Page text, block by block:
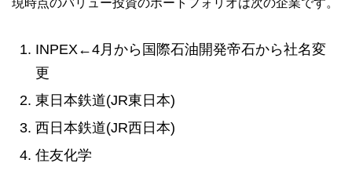
現時点のバリュー投資のポートフォリオは次の企業です。
INPEX←4月から国際石油開発帝石から社名変
更
東日本鉄道(JR東日本)
西日本鉄道(JR西日本)
住友化学